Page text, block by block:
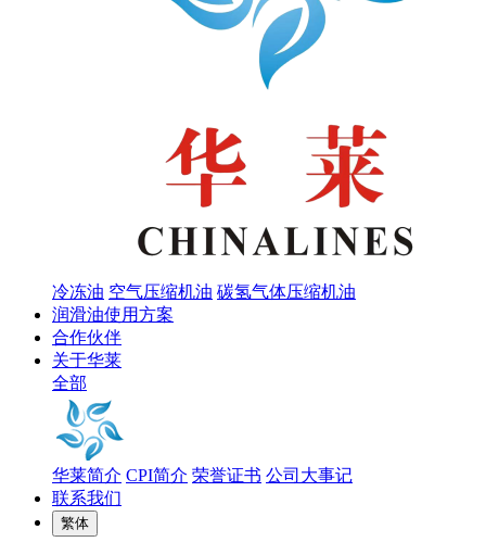
冷冻油 空气压缩机油 碳氢气体压缩机油
润滑油使用方案
合作伙伴
关于华莱
全部
华莱简介 CPI简介 荣誉证书 公司大事记
联系我们
繁体